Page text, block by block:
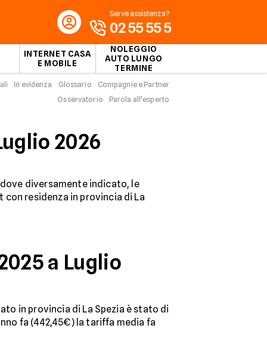
INTERNET CASA
E MOBILE
NOLEGGIO
AUTO LUNGO
TERMINE
Serve assistenza?
02 55 55 5
In evidenza Glossario
Compagnie e Partner
Osservatorio
Parola all'esperto
2026
diversamente indicato, le
residenza in provincia di La
a Luglio
in provincia di La Spezia è stato di
fa (442,45€) la tariffa media fa